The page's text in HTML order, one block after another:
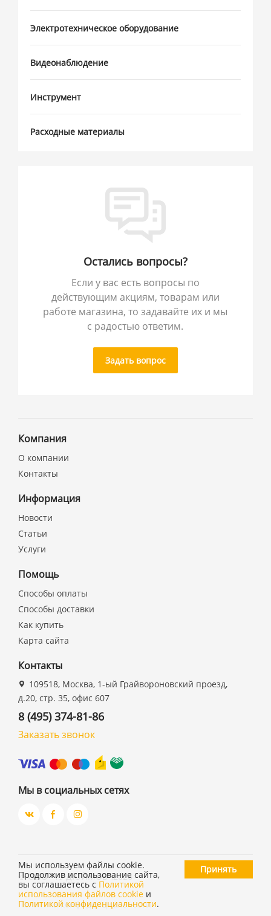
Электротехническое оборудование
Видеонаблюдение
Инструмент
Расходные материалы
Остались вопросы?
Если у вас есть вопросы по
действующим акциям, товарам или
работе магазина, то задавайте их и мы
с радостью ответим.
Задать вопрос
Компания
О компании
Контакты
Информация
Новости
Статьи
Услуги
Помощь
Способы оплаты
Способы доставки
Как купить
Карта сайта
Контакты
109518, Москва, 1-ый Грайвороновский проезд,
д.20, стр. 35, офис 607
8 (495) 374-81-86
Заказать звонок
Мы в социальных сетях
©ООО "19 ДЮЙМОВ",2026
Политика конфиденциальности
Мы используем файлы cookie.
Продолжив использование сайта,
вы соглашаетесь с Политикой
использования файлов cookie и
Политикой конфиденциальности.
Принять